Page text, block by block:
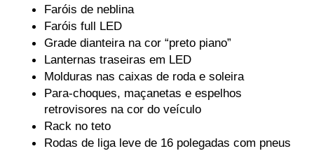
Faróis de neblina
Faróis full LED
Grade dianteira na cor “preto piano”
Lanternas traseiras em LED
Molduras nas caixas de roda e soleira
Para-choques, maçanetas e espelhos
retrovisores na cor do veículo
Rack no teto
Rodas de liga leve de 16 polegadas com pneus